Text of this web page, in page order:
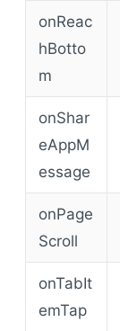
onReac
hBotto
m
onShar
eAppM
essage
onPage
Scroll
onTabIt
emTap